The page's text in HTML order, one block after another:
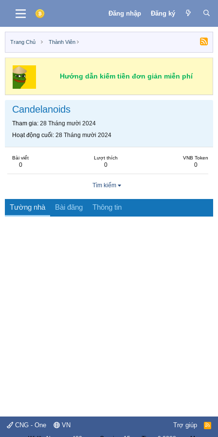
Đăng nhập Đăng ký
Trang Chủ Thành Viên
Hướng dẫn kiếm tiền đơn giản miễn phí
Candelanoids
Tham gia 28 Tháng mười 2024
Hoạt động cuối 28 Tháng mười 2024
Bài viết
0
Lượt thích
0
VNB Token
0
Tìm kiếm
Tường nhà Bài đăng Thông tin
CNG - One VN Trợ giúp
R